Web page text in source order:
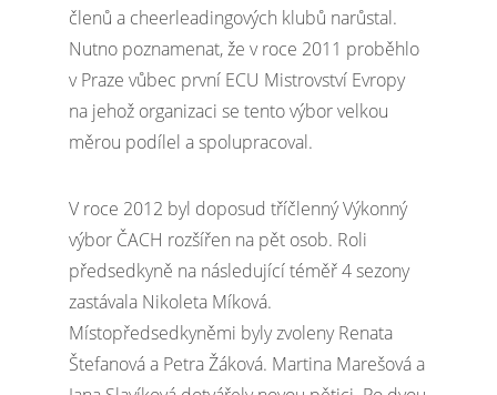
členů a cheerleadingových klubů narůstal.
Nutno poznamenat, že v roce 2011 proběhlo
v Praze vůbec první ECU Mistrovství Evropy
na jehož organizaci se tento výbor velkou
měrou podílel a spolupracoval.
V roce 2012 byl doposud tříčlenný Výkonný
výbor ČACH rozšířen na pět osob. Roli
předsedkyně na následující téměř 4 sezony
zastávala Nikoleta Míková.
Místopředsedkyněmi byly zvoleny Renata
Štefanová a Petra Žáková. Martina Marešová a